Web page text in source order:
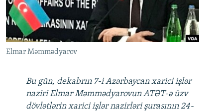
İNFOQRAFIKA
KARIKATURA
AZƏRBAYCAN ƏDƏBIYYATI KITABXANASI
İSLAM VƏ DEMOKRATIYA
MISSIYAMIZ
PEŞƏ ETIKASI VƏ JURNALISTIKA STANDARTLARIMIZ
BIZIMLƏ ƏLAQƏ
XƏBƏR BÜLLETENLƏRIMIZ
BIZI IZLƏ
Elmar Məmmədyarov
Bu gün, dekabrın 7-i Azərbaycan xarici işlər
naziri Elmar Məmmədyarovun ATƏT-ə üzv
dövlətlərin xarici işlər nazirləri şurasının 24-